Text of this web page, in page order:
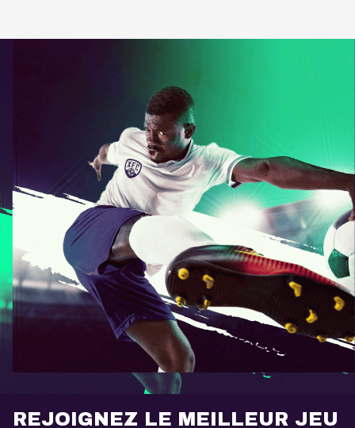
REJOIGNEZ LE MEILLEUR JEU